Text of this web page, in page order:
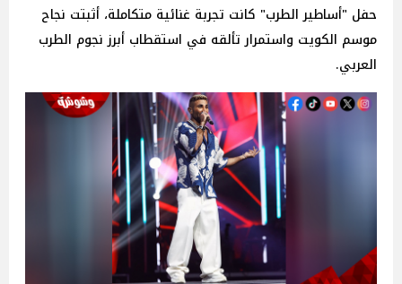
حفل "أساطير الطرب" كانت تجربة غنائية متكاملة، أثبتت نجاح
موسم الكويت واستمرار تألقه في استقطاب أبرز نجوم الطرب
العربي.